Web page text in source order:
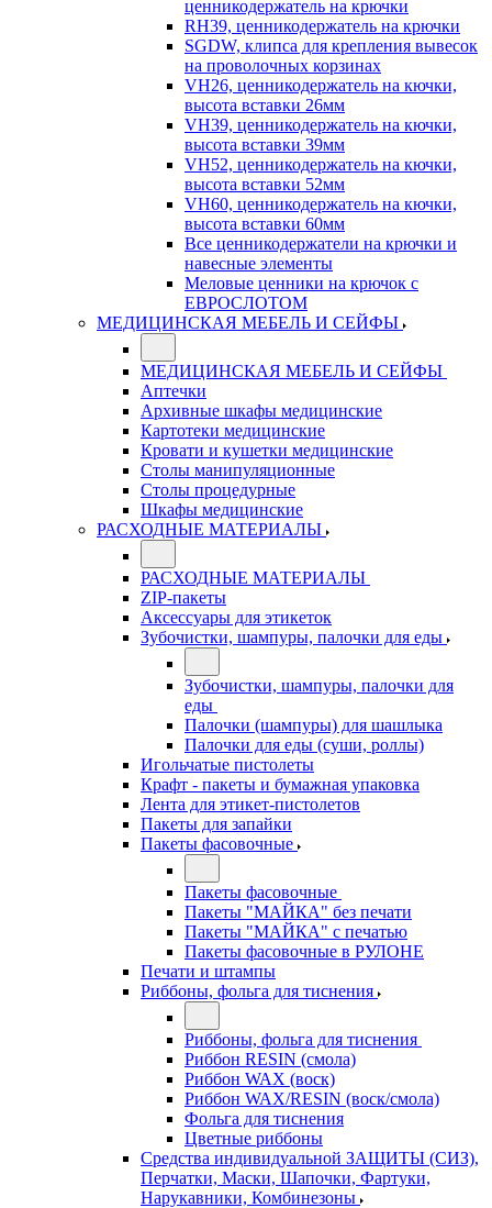
ценникодержатель на крючки
RH39, ценникодержатель на крючки
SGDW, клипса для крепления вывесок
на проволочных корзинах
VH26, ценникодержатель на кючки,
высота вставки 26мм
VH39, ценникодержатель на кючки,
высота вставки 39мм
VH52, ценникодержатель на кючки,
высота вставки 52мм
VH60, ценникодержатель на кючки,
высота вставки 60мм
Все ценникодержатели на крючки и
навесные элементы
Меловые ценники на крючок с
ЕВРОСЛОТОМ
МЕДИЦИНСКАЯ МЕБЕЛЬ И СЕЙФЫ
МЕДИЦИНСКАЯ МЕБЕЛЬ И СЕЙФЫ
Аптечки
Архивные шкафы медицинские
Картотеки медицинские
Кровати и кушетки медицинские
Столы манипуляционные
Столы процедурные
Шкафы медицинские
РАСХОДНЫЕ МАТЕРИАЛЫ
РАСХОДНЫЕ МАТЕРИАЛЫ
ZIP-пакеты
Аксессуары для этикеток
Зубочистки, шампуры, палочки для еды
Зубочистки, шампуры, палочки для
еды
Палочки (шампуры) для шашлыка
Палочки для еды (суши, роллы)
Игольчатые пистолеты
Крафт - пакеты и бумажная упаковка
Лента для этикет-пистолетов
Пакеты для запайки
Пакеты фасовочные
Пакеты фасовочные
Пакеты "МАЙКА" без печати
Пакеты "МАЙКА" с печатью
Пакеты фасовочные в РУЛОНЕ
Печати и штампы
Риббоны, фольга для тиснения
Риббоны, фольга для тиснения
Риббон RESIN (смола)
Риббон WAX (воск)
Риббон WAX/RESIN (воск/смола)
Фольга для тиснения
Цветные риббоны
Средства индивидуальной ЗАЩИТЫ (СИЗ),
Перчатки, Маски, Шапочки, Фартуки,
Нарукавники, Комбинезоны